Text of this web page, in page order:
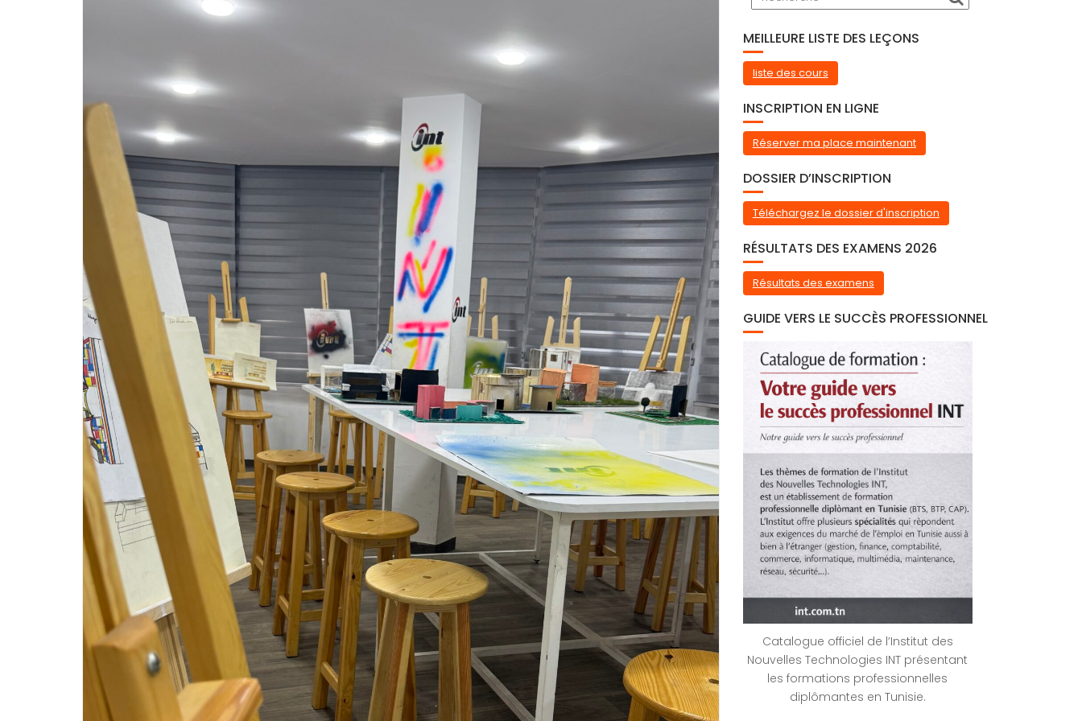
MEILLEURE LISTE DES LEÇONS
liste des cours
INSCRIPTION EN LIGNE
Réserver ma place maintenant
DOSSIER D’INSCRIPTION
Téléchargez le dossier d'inscription
RÉSULTATS DES EXAMENS 2026
Résultats des examens
GUIDE VERS LE SUCCÈS PROFESSIONNEL
Catalogue officiel de l’Institut des
Nouvelles Technologies INT présentant
les formations professionnelles
diplômantes en Tunisie.